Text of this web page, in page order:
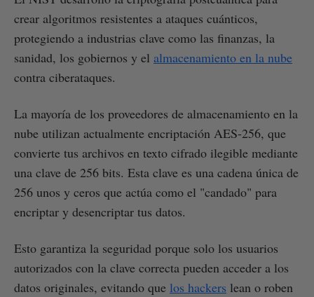
crear algoritmos resistentes a ataques cuánticos,
protegiendo a industrias clave como las finanzas, la
sanidad, los gobiernos y el almacenamiento en la nube
contra ciberataques.
La mayoría de los proveedores de almacenamiento en la
nube utilizan actualmente encriptación AES-256, que
convierte tus archivos en texto cifrado ilegible mediante
una clave de 256 bits. Esta clave es una cadena única de
256 unos y ceros que actúa como el "candado" para
encriptar y desencriptar tus datos.
Esto garantiza la seguridad porque solo los usuarios
autorizados con la clave correcta pueden acceder a los
datos originales, evitando que los hackers lean o roben